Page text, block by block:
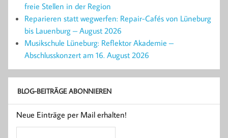
freie Stellen in der Region
Reparieren statt wegwerfen: Repair-Cafés von Lüneburg
bis Lauenburg – August 2026
Musikschule Lüneburg: Reflektor Akademie –
Abschlusskonzert am 16. August 2026
BLOG-BEITRÄGE ABONNIEREN
Neue Einträge per Mail erhalten!